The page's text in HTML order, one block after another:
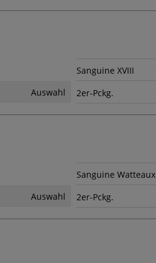
Sanguine XVIII
Auswahl
2er-Pckg.
Sanguine Watteaux
Auswahl
2er-Pckg.